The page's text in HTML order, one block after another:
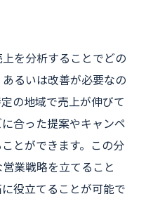
を分析することでどの
るいは改善が必要なの
の地域で売上が伸びて
合った提案やキャンペ
とができます。この分
業戦略を立てること
役立てることが可能で